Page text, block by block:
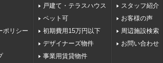
ポリシー
戸建て・テラスハウス
ペット可
初期費用15万円以下
デザイナーズ物件
事業用賃貸物件
スタッフ紹介
お客様の声
周辺施設検索
お問い合わせ